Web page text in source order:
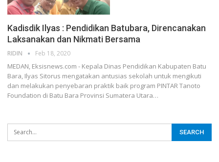
Kadisdik Ilyas : Pendidikan Batubara, Direncanakan
Laksanakan dan Nikmati Bersama
RIDIN Feb 18, 2020
MEDAN, Eksisnews.com - Kepala Dinas Pendidikan Kabupaten Batu
Bara, Ilyas Sitorus mengatakan antusias sekolah untuk mengikuti
dan melakukan penyebaran praktik baik program PINTAR Tanoto
Foundation di Batu Bara Provinsi Sumatera Utara…